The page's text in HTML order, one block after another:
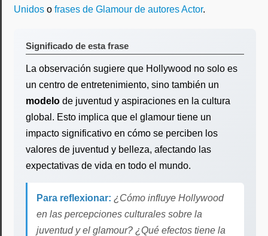
Unidos o frases de Glamour de autores Actor.
Significado de esta frase
La observación sugiere que Hollywood no solo es
un centro de entretenimiento, sino también un
modelo de juventud y aspiraciones en la cultura
global. Esto implica que el glamour tiene un
impacto significativo en cómo se perciben los
valores de juventud y belleza, afectando las
expectativas de vida en todo el mundo.
Para reflexionar: ¿Cómo influye Hollywood
en las percepciones culturales sobre la
juventud y el glamour? ¿Qué efectos tiene la